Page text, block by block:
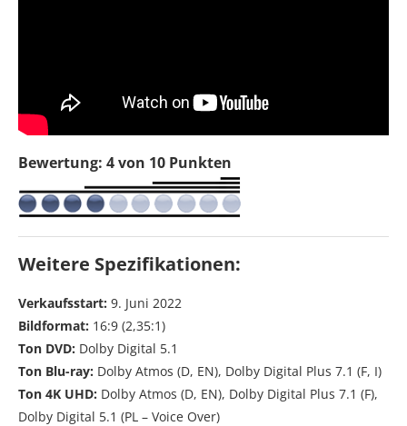
Bewertung: 4 von 10 Punkten
Weitere Spezifikationen:
Verkaufsstart: 9. Juni 2022
Bildformat: 16:9 (2,35:1)
Ton DVD: Dolby Digital 5.1
Ton Blu-ray: Dolby Atmos (D, EN), Dolby Digital Plus 7.1 (F, I)
Ton 4K UHD: Dolby Atmos (D, EN), Dolby Digital Plus 7.1 (F),
Dolby Digital 5.1 (PL – Voice Over)